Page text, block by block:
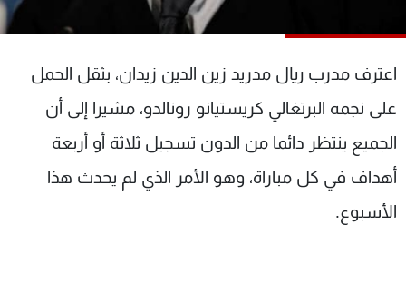
اعترف مدرب ريال مدريد زين الدين زيدان، بثقل الحمل
على نجمه البرتغالي كريستيانو رونالدو، مشيرا إلى أن
الجميع ينتظر دائما من الدون تسجيل ثلاثة أو أربعة
أهداف في كل مباراة، وهو الأمر الذي لم يحدث هذا
الأسبوع.
عن MTV
الإنـتـاج
لاعلاناتكم
وظائف
تواصل معنا
شروط الإسـتخدام